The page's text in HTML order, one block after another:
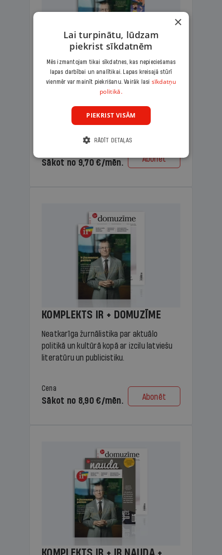
KOMPLEKTS IR + LASIS
Ģimenes komplekts – aizraujošs
lasāmžurnāls bērniem un analītiska
lasāmviela vecākiem.
Sākot no 9,70 €/mēn. Abonēt
KOMPLEKTS IR + DOMUZĪME
Neatkarīga žurnālistika par aktuālo
politikā un kultūrā kopā ar izcilu latviešu
literatūru un publicistiku.
Cena
Sākot no 8,90 €/mēn. Abonēt
×
Lai turpinātu, lūdzam
piekrist sīkdatnēm
Mēs izmantojam tikai sīkdatnes, kas nepieciešamas
lapas darbībai un analītikai. Lapas kreisajā stūrī
vienmēr var mainīt piekrišanu. Vairāk lasi sīkdatņu
politikā.
PIEKRIST VISĀM
RĀDĪT DETAĻAS